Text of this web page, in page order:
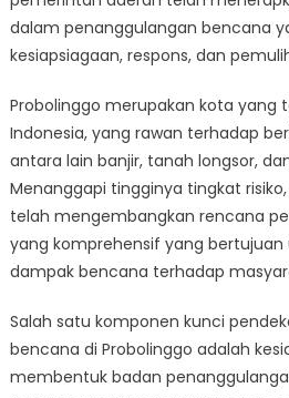
dalam penanggulangan bencana
kesiapsiagaan, respons, dan
Probolinggo merupakan kota yang
Indonesia, yang rawan terhadap
antara lain banjir, tanah longsor,
Menanggapi tingginya tingkat
telah mengembangkan rencana
yang komprehensif yang
dampak bencana terhadap
Salah satu komponen kunci
bencana di Probolinggo adalah
membentuk badan